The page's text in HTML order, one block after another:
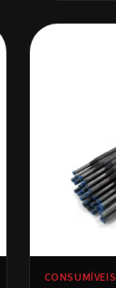
CONSUMÍVEIS